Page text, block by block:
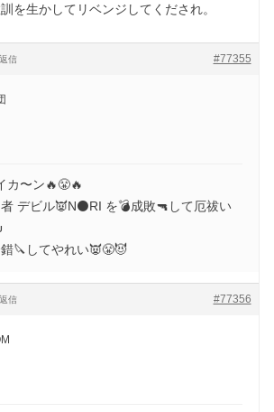
を生かしてリベンジしてくだされ。
#77355
返信
カ〜ン🔥😤🔥
デビル👿N⚫️RI を💣成敗🔫して厄祓い
🔪してやれい👿😤😈
#77356
返信